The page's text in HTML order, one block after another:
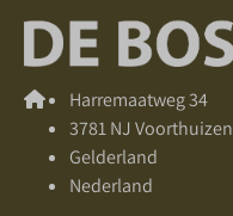
Harremaatweg 34
3781 NJ Voorthuizen
Gelderland
Nederland